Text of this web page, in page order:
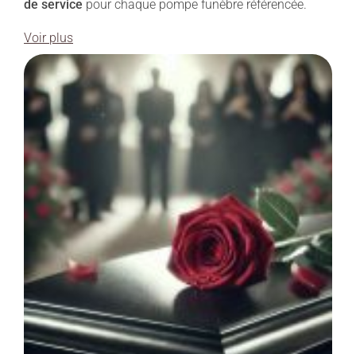
de service pour chaque pompe funèbre référencée.
Voir plus